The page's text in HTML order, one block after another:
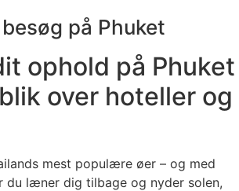
på Phuket
ophold på Phuket
over hoteller og
mest populære øer – og med
du læner dig tilbage og nyder solen,